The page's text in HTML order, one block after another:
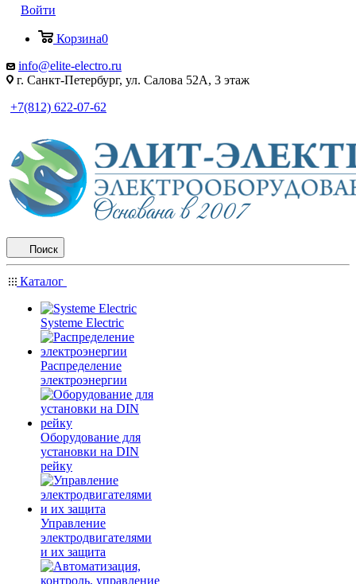
Войти
Корзина0
info@elite-electro.ru
г. Санкт-Петербург, ул. Салова 52А, 3 этаж
+7(812) 622-07-62
Поиск
Каталог
Systeme Electric
Распределение
электроэнергии
Оборудование для
установки на DIN
рейку
Управление
электродвигателями
и их защита